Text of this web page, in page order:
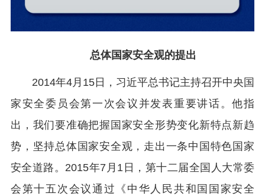
总体国家安全观的提出
2014年4月15日，习近平总书记主持召开中央国
家安全委员会第一次会议并发表重要讲话。他指
出，我们要准确把握国家安全形势变化新特点新趋
势，坚持总体国家安全观，走出一条中国特色国家
安全道路。2015年7月1日，第十二届全国人大常委
会第十五次会议通过《中华人民共和国国家安全